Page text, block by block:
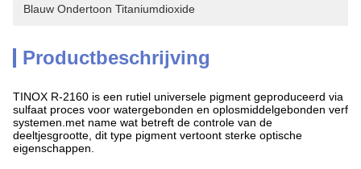
Blauw Ondertoon Titaniumdioxide
Productbeschrijving
TINOX R-2160 is een rutiel universele pigment geproduceerd via
sulfaat proces voor watergebonden en oplosmiddelgebonden verf
systemen.met name wat betreft de controle van de
deeltjesgrootte, dit type pigment vertoont sterke optische
eigenschappen.